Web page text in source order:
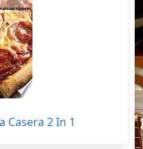
Casera 2 In 1